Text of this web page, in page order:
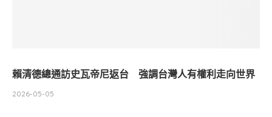
賴清德總通訪史瓦帝尼返台 強調台灣人有權利走向世界
2026-05-05